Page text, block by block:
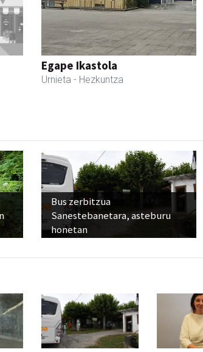
Egape Ikastola
Urnieta - Hezkuntza
Bus zerbitzua
Sanestebanetara, asteburu
honetan